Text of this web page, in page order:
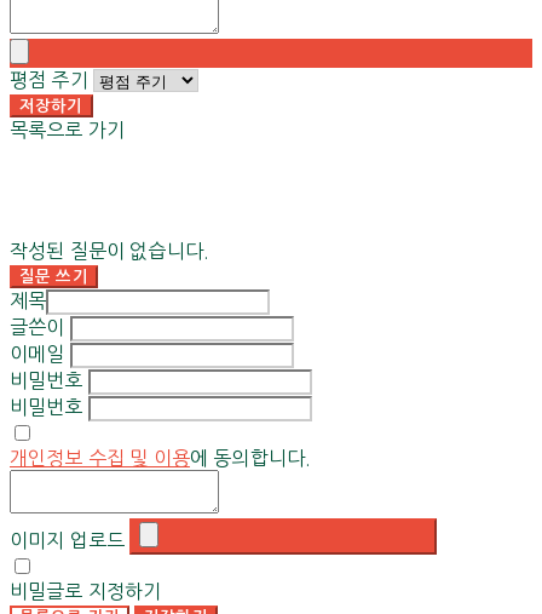
평점 주기
저장하기
목록으로 가기
작성된 질문이 없습니다.
질문 쓰기
제목
글쓴이
이메일
비밀번호
비밀번호
개인정보 수집 및 이용에 동의합니다.
이미지 업로드
비밀글로 지정하기